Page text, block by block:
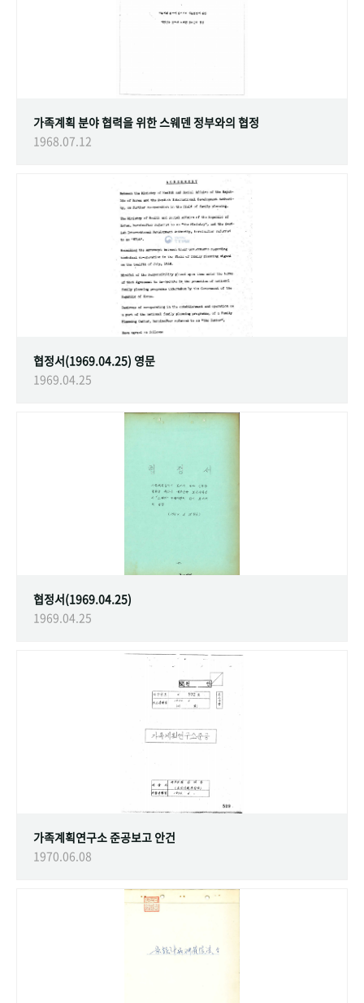
가족계획 분야 협력을 위한 스웨덴 정부와의 협정
1968.07.12
협정서(1969.04.25) 영문
1969.04.25
협정서(1969.04.25)
1969.04.25
가족계획연구소 준공보고 안건
1970.06.08